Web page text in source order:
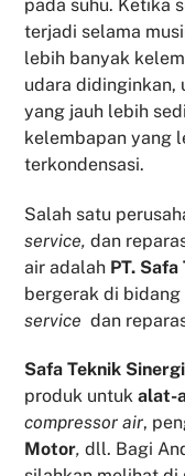
pada suhu. Ketika
terjadi selama
lebih banyak
udara didinginkan,
yang jauh lebih
kelembapan yang
terkondensasi.
Salah satu
service, dan
air adalah PT.
bergerak di
service dan
Safa Teknik Sinergi
produk untukalat-
compressor air,
Motor, dll. Bagi